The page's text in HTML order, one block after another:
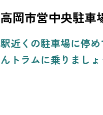
高岡市営中央駐車
駅近くの駐車場に停
んトラムに乗りましょ